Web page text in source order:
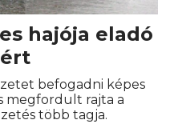
hajója eladó
befogadni képes
megfordult rajta a
több tagja.